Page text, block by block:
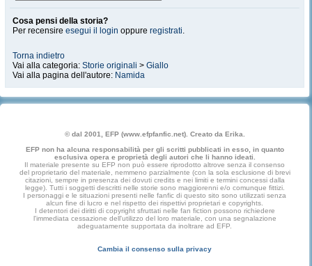
Cosa pensi della storia?
Per recensire esegui il login oppure registrati.
Torna indietro
Vai alla categoria: Storie originali > Giallo
Vai alla pagina dell'autore: Namida
© dal 2001, EFP (www.efpfanfic.net). Creato da Erika.
EFP non ha alcuna responsabilità per gli scritti pubblicati in esso, in quanto
esclusiva opera e proprietà degli autori che li hanno ideati.
Il materiale presente su EFP non può essere riprodotto altrove senza il consenso
del proprietario del materiale, nemmeno parzialmente (con la sola esclusione di brevi
citazioni, sempre in presenza dei dovuti credits e nei limiti e termini concessi dalla
legge). Tutti i soggetti descritti nelle storie sono maggiorenni e/o comunque fittizi.
I personaggi e le situazioni presenti nelle fanfic di questo sito sono utilizzati senza
alcun fine di lucro e nel rispetto dei rispettivi proprietari e copyrights.
I detentori dei diritti di copyright sfruttati nelle fan fiction possono richiedere
l'immediata cessazione dell'utilizzo del loro materiale, con una segnalazione
adeguatamente supportata da inoltrare ad EFP.
Cambia il consenso sulla privacy